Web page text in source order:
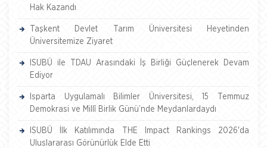
Hak Kazandı
Taşkent Devlet Tarım Üniversitesi Heyetinden
Üniversitemize Ziyaret
ISUBÜ ile TDAU Arasındaki İş Birliği Güçlenerek Devam
Ediyor
Isparta Uygulamalı Bilimler Üniversitesi, 15 Temmuz
Demokrasi ve Millî Birlik Günü’nde Meydanlardaydı
ISUBÜ İlk Katılımında THE Impact Rankings 2026'da
Uluslararası Görünürlük Elde Etti